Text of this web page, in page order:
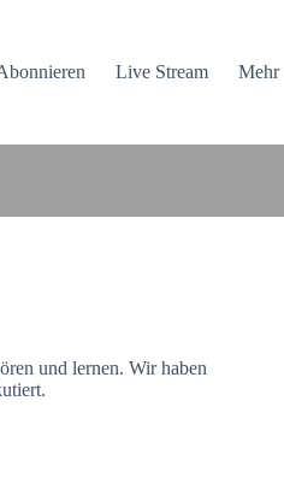
Live Stream Mehr
und lernen. Wir haben